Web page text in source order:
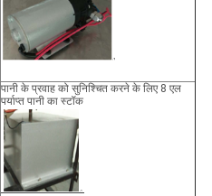
पानी के प्रवाह को सुनिश्चित करने के लिए 8 एल
पर्याप्त पानी का स्टॉक